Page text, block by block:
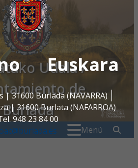
Euskara
| 31600 Burlada (NAVARRA)
| 31600 Burlata (NAFARROA)
948 23 84 00
oac@burlada.es
Udala /
de
Burlada
Menú